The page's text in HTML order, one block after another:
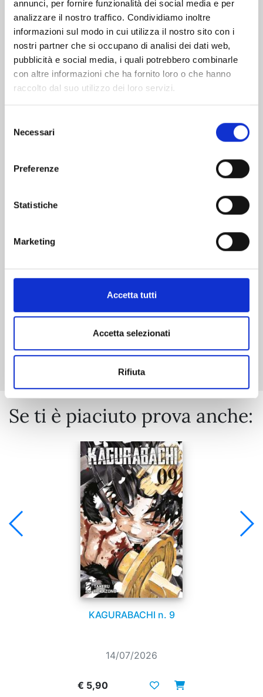
annunci, per fornire funzionalità dei social media e per
analizzare il nostro traffico. Condividiamo inoltre
informazioni sul modo in cui utilizza il nostro sito con i
nostri partner che si occupano di analisi dei dati web,
pubblicità e social media, i quali potrebbero combinarle
con altre informazioni che ha fornito loro o che hanno
raccolto dal suo utilizzo dei loro servizi.
delNecessari
Preferenze
Statistiche
Marketing
Accetta tutti
Accetta selezionati
Rifiuta
€ 6,90
Se ti è piaciuto prova anche:
KAGURABACHI n. 9
14/07/2026
€ 5,90